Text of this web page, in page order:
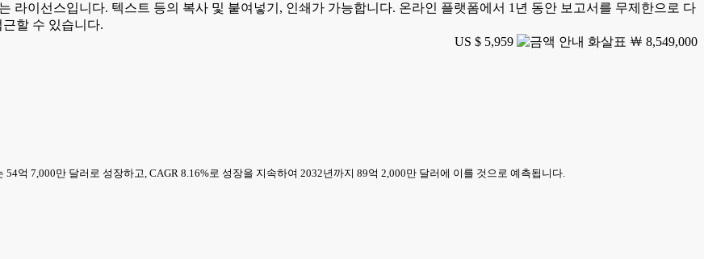
라이선스입니다. 텍스트 등의 복사 및 붙여넣기, 인쇄가 가능합니다. 온라인 플랫폼에서 1년 동안 보고서를 무제한으로 다
할 수 있습니다.
US $ 5,959
￦ 8,549,000
억 7,000만 달러로 성장하고, CAGR 8.16%로 성장을 지속하여 2032년까지 89억 2,000만 달러에 이를 것으로 예측됩니다.